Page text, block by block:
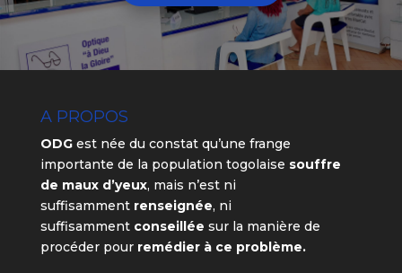
A PROPOS
ODGest née du constat qu’une frange
importante de la population togolaise souffre
de maux d’yeux, mais n’est ni
suffisamment renseignée, ni
suffisamment conseillée sur la manière de
procéder pour remédier à ce problème.